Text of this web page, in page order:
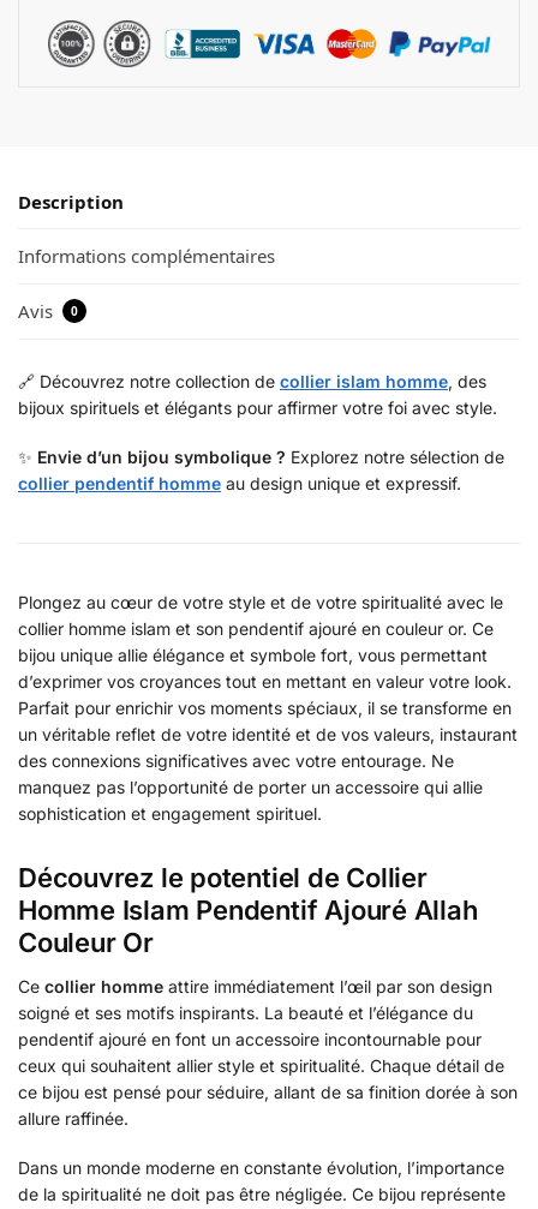
Description
Informations complémentaires
Avis 0
🔗 Découvrez notre collection de collier islam homme, des
bijoux spirituels et élégants pour affirmer votre foi avec style.
✨ Envie d’un bijou symbolique ? Explorez notre sélection de
collier pendentif homme au design unique et expressif.
Plongez au cœur de votre style et de votre spiritualité avec le
collier homme islam et son pendentif ajouré en couleur or. Ce
bijou unique allie élégance et symbole fort, vous permettant
d’exprimer vos croyances tout en mettant en valeur votre look.
Parfait pour enrichir vos moments spéciaux, il se transforme en
un véritable reflet de votre identité et de vos valeurs, instaurant
des connexions significatives avec votre entourage. Ne
manquez pas l’opportunité de porter un accessoire qui allie
sophistication et engagement spirituel.
Découvrez le potentiel de Collier
Homme Islam Pendentif Ajouré Allah
Couleur Or
Ce collier homme attire immédiatement l’œil par son design
soigné et ses motifs inspirants. La beauté et l’élégance du
pendentif ajouré en font un accessoire incontournable pour
ceux qui souhaitent allier style et spiritualité. Chaque détail de
ce bijou est pensé pour séduire, allant de sa finition dorée à son
allure raffinée.
Dans un monde moderne en constante évolution, l’importance
de la spiritualité ne doit pas être négligée. Ce bijou représente